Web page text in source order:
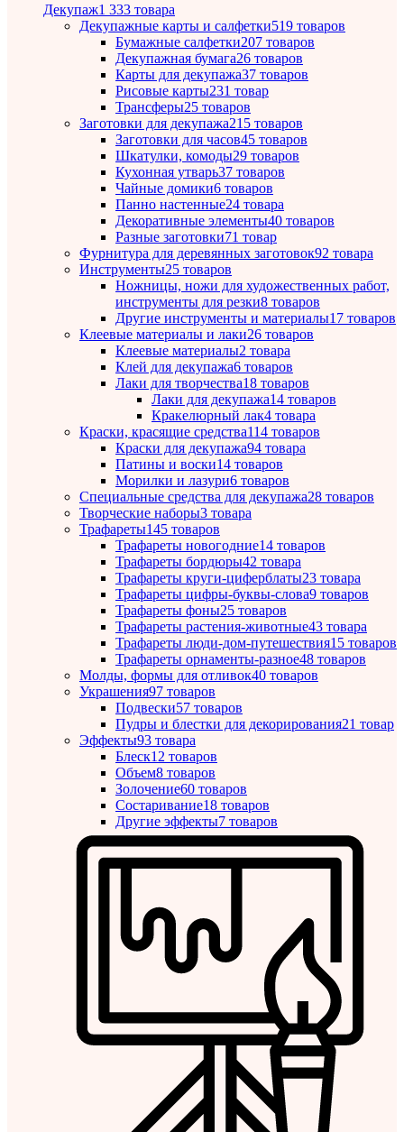
Декупаж1 333 товара
Декупажные карты и салфетки519 товаров
Бумажные салфетки207 товаров
Декупажная бумага26 товаров
Карты для декупажа37 товаров
Рисовые карты231 товар
Трансферы25 товаров
Заготовки для декупажа215 товаров
Заготовки для часов45 товаров
Шкатулки, комоды29 товаров
Кухонная утварь37 товаров
Чайные домики6 товаров
Панно настенные24 товара
Декоративные элементы40 товаров
Разные заготовки71 товар
Фурнитура для деревянных заготовок92 товара
Инструменты25 товаров
Ножницы, ножи для художественных работ,
инструменты для резки8 товаров
Другие инструменты и материалы17 товаров
Клеевые материалы и лаки26 товаров
Клеевые материалы2 товара
Клей для декупажа6 товаров
Лаки для творчества18 товаров
Лаки для декупажа14 товаров
Кракелюрный лак4 товара
Краски, красящие средства114 товаров
Краски для декупажа94 товара
Патины и воски14 товаров
Морилки и лазури6 товаров
Специальные средства для декупажа28 товаров
Творческие наборы3 товара
Трафареты145 товаров
Трафареты новогодние14 товаров
Трафареты бордюры42 товара
Трафареты круги-циферблаты23 товара
Трафареты цифры-буквы-слова9 товаров
Трафареты фоны25 товаров
Трафареты растения-животные43 товара
Трафареты люди-дом-путешествия15 товаров
Трафареты орнаменты-разное48 товаров
Молды, формы для отливок40 товаров
Украшения97 товаров
Подвески57 товаров
Пудры и блестки для декорирования21 товар
Эффекты93 товара
Блеск12 товаров
Объем8 товаров
Золочение60 товаров
Состаривание18 товаров
Другие эффекты7 товаров